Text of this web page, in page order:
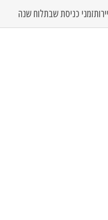
זמני כניסת שבתלוח שנה